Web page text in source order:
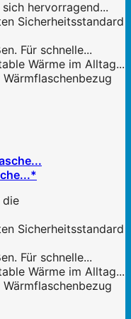
hervorragend...
Sicherheitsstandard
Für schnelle...
Wärme im Alltag...
die
Sicherheitsstandard
Für schnelle...
Wärme im Alltag...